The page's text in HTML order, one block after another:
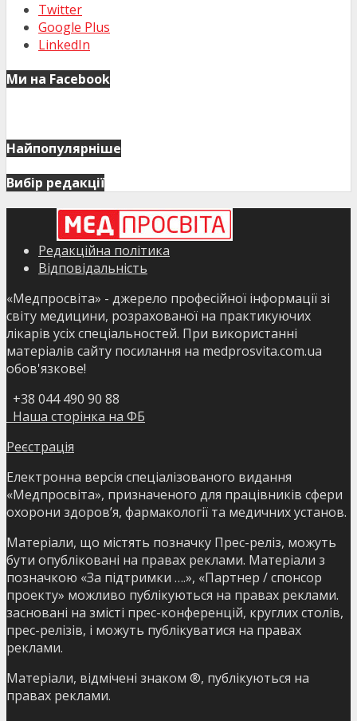
Twitter
Google Plus
LinkedIn
Ми на Facebook
Найпопулярніше
Вибір редакції
Редакційна політика
Відповідальність
«Медпросвіта» - джерело професійної інформації зі
світу медицини, розрахованої на практикуючих
лікарів усіх спеціальностей. При використанні
матеріалів сайту посилання на medprosvita.com.ua
обов'язкове!
+38 044 490 90 88
Наша сторінка на ФБ
Реєстрація
Електронна версія спеціалізованого видання
«Медпросвіта», призначеного для працівників сфери
охорони здоров’я, фармакології та медичних установ.
Матеріали, що містять позначку Прес-реліз, можуть
бути опубліковані на правах реклами. Матеріали з
позначкою «За підтримки ….», «Партнер / спонсор
проекту» можливо публікуються на правах реклами.
засновані на змісті прес-конференцій, круглих столів,
прес-релізів, і можуть публікуватися на правах
реклами.
Матеріали, відмічені знаком ®, публікуються на
правах реклами.